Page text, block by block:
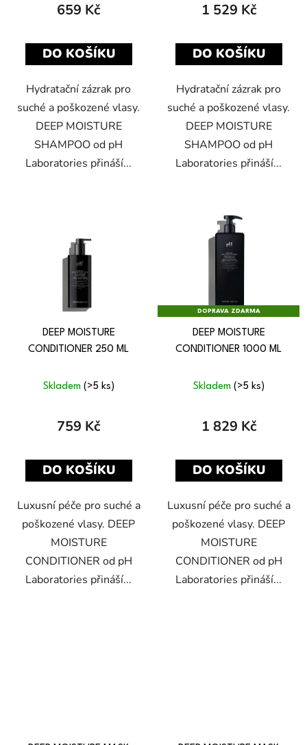
659 Kč
DO KOŠÍKU
Hydratační zázrak pro
suché a poškozené vlasy.
DEEP MOISTURE
SHAMPOO od pH
Laboratories přináší...
1 529 Kč
DO KOŠÍKU
Hydratační zázrak pro
suché a poškozené vlasy.
DEEP MOISTURE
SHAMPOO od pH
Laboratories přináší...
DEEP MOISTURE
CONDITIONER 250 ML
Skladem (>5 ks)
759 Kč
DO KOŠÍKU
Luxusní péče pro suché a
poškozené vlasy. DEEP
MOISTURE
CONDITIONER od pH
Laboratories přináší...
DOPRAVA ZDARMA
DEEP MOISTURE
CONDITIONER 1000 ML
Skladem (>5 ks)
1 829 Kč
DO KOŠÍKU
Luxusní péče pro suché a
poškozené vlasy. DEEP
MOISTURE
CONDITIONER od pH
Laboratories přináší...